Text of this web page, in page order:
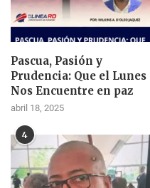
Pascua, Pasión y
Prudencia: Que el Lunes
Nos Encuentre en paz
abril 18, 2025
4